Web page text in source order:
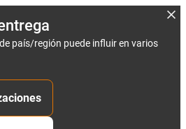
país/región puede influir en varios